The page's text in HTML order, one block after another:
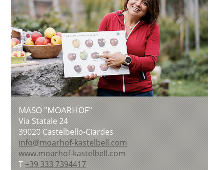
MASO "MOARHOF"
Via Statale 24
39020 Castelbello-Ciardes
info@moarhof-kastelbell.com
www.moarhof-kastelbell.com
T +39 333 7394417